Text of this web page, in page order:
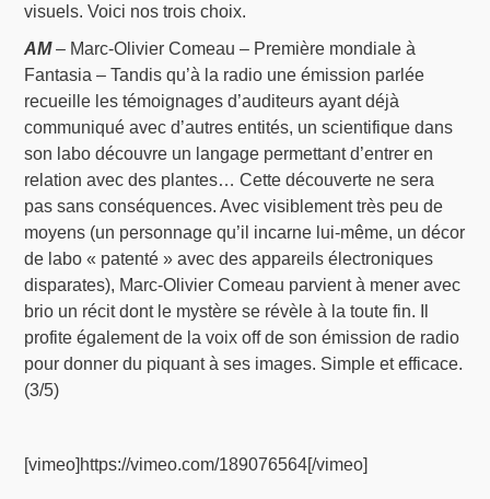
visuels. Voici nos trois choix.
AM– Marc-Olivier Comeau – Première mondiale à
Fantasia – Tandis qu’à la radio une émission parlée
recueille les témoignages d’auditeurs ayant déjà
communiqué avec d’autres entités, un scientifique dans
son labo découvre un langage permettant d’entrer en
relation avec des plantes… Cette découverte ne sera
pas sans conséquences. Avec visiblement très peu de
moyens (un personnage qu’il incarne lui-même, un décor
de labo « patenté » avec des appareils électroniques
disparates), Marc-Olivier Comeau parvient à mener avec
brio un récit dont le mystère se révèle à la toute fin. Il
profite également de la voix off de son émission de radio
pour donner du piquant à ses images. Simple et efficace.
(3/5)
[vimeo]https://vimeo.com/189076564[/vimeo]